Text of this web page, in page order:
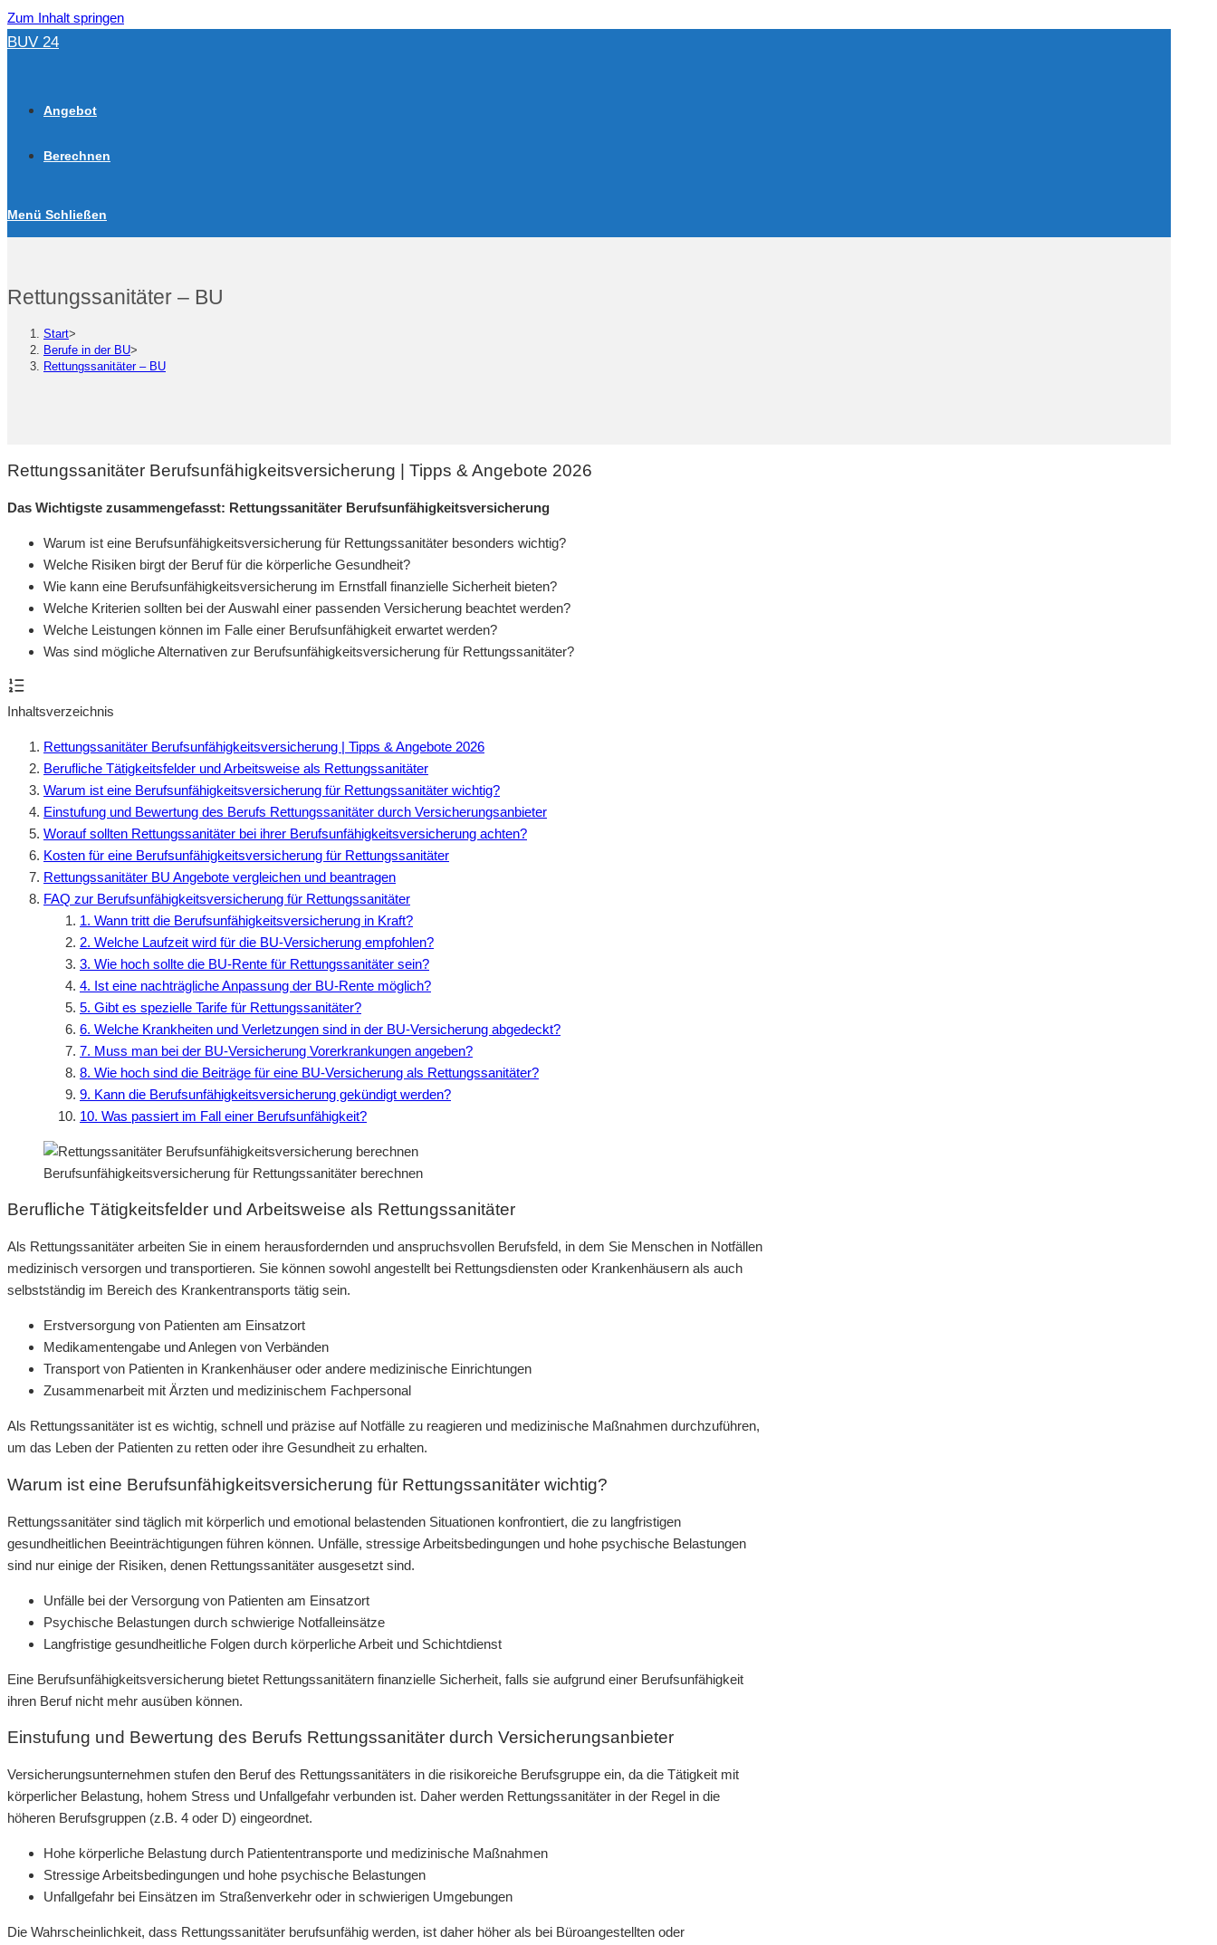
Zum Inhalt springen
BUV 24
Angebot
Berechnen
Menü Schließen
Rettungssanitäter – BU
Start>
Berufe in der BU>
Rettungssanitäter – BU
Rettungssanitäter Berufsunfähigkeitsversicherung | Tipps & Angebote 2026
Das Wichtigste zusammengefasst: Rettungssanitäter Berufsunfähigkeitsversicherung
Warum ist eine Berufsunfähigkeitsversicherung für Rettungssanitäter besonders wichtig?
Welche Risiken birgt der Beruf für die körperliche Gesundheit?
Wie kann eine Berufsunfähigkeitsversicherung im Ernstfall finanzielle Sicherheit bieten?
Welche Kriterien sollten bei der Auswahl einer passenden Versicherung beachtet werden?
Welche Leistungen können im Falle einer Berufsunfähigkeit erwartet werden?
Was sind mögliche Alternativen zur Berufsunfähigkeitsversicherung für Rettungssanitäter?
Inhaltsverzeichnis
Rettungssanitäter Berufsunfähigkeitsversicherung | Tipps & Angebote 2026
Berufliche Tätigkeitsfelder und Arbeitsweise als Rettungssanitäter
Warum ist eine Berufsunfähigkeitsversicherung für Rettungssanitäter wichtig?
Einstufung und Bewertung des Berufs Rettungssanitäter durch Versicherungsanbieter
Worauf sollten Rettungssanitäter bei ihrer Berufsunfähigkeitsversicherung achten?
Kosten für eine Berufsunfähigkeitsversicherung für Rettungssanitäter
Rettungssanitäter BU Angebote vergleichen und beantragen
FAQ zur Berufsunfähigkeitsversicherung für Rettungssanitäter
1. Wann tritt die Berufsunfähigkeitsversicherung in Kraft?
2. Welche Laufzeit wird für die BU-Versicherung empfohlen?
3. Wie hoch sollte die BU-Rente für Rettungssanitäter sein?
4. Ist eine nachträgliche Anpassung der BU-Rente möglich?
5. Gibt es spezielle Tarife für Rettungssanitäter?
6. Welche Krankheiten und Verletzungen sind in der BU-Versicherung abgedeckt?
7. Muss man bei der BU-Versicherung Vorerkrankungen angeben?
8. Wie hoch sind die Beiträge für eine BU-Versicherung als Rettungssanitäter?
9. Kann die Berufsunfähigkeitsversicherung gekündigt werden?
10. Was passiert im Fall einer Berufsunfähigkeit?
Berufsunfähigkeitsversicherung für Rettungssanitäter berechnen
Berufliche Tätigkeitsfelder und Arbeitsweise als Rettungssanitäter
Als Rettungssanitäter arbeiten Sie in einem herausfordernden und anspruchsvollen Berufsfeld, in dem Sie Menschen in Notfällen
medizinisch versorgen und transportieren. Sie können sowohl angestellt bei Rettungsdiensten oder Krankenhäusern als auch
selbstständig im Bereich des Krankentransports tätig sein.
Erstversorgung von Patienten am Einsatzort
Medikamentengabe und Anlegen von Verbänden
Transport von Patienten in Krankenhäuser oder andere medizinische Einrichtungen
Zusammenarbeit mit Ärzten und medizinischem Fachpersonal
Als Rettungssanitäter ist es wichtig, schnell und präzise auf Notfälle zu reagieren und medizinische Maßnahmen durchzuführen,
um das Leben der Patienten zu retten oder ihre Gesundheit zu erhalten.
Warum ist eine Berufsunfähigkeitsversicherung für Rettungssanitäter wichtig?
Rettungssanitäter sind täglich mit körperlich und emotional belastenden Situationen konfrontiert, die zu langfristigen
gesundheitlichen Beeinträchtigungen führen können. Unfälle, stressige Arbeitsbedingungen und hohe psychische Belastungen
sind nur einige der Risiken, denen Rettungssanitäter ausgesetzt sind.
Unfälle bei der Versorgung von Patienten am Einsatzort
Psychische Belastungen durch schwierige Notfalleinsätze
Langfristige gesundheitliche Folgen durch körperliche Arbeit und Schichtdienst
Eine Berufsunfähigkeitsversicherung bietet Rettungssanitätern finanzielle Sicherheit, falls sie aufgrund einer Berufsunfähigkeit
ihren Beruf nicht mehr ausüben können.
Einstufung und Bewertung des Berufs Rettungssanitäter durch Versicherungsanbieter
Versicherungsunternehmen stufen den Beruf des Rettungssanitäters in die risikoreiche Berufsgruppe ein, da die Tätigkeit mit
körperlicher Belastung, hohem Stress und Unfallgefahr verbunden ist. Daher werden Rettungssanitäter in der Regel in die
höheren Berufsgruppen (z.B. 4 oder D) eingeordnet.
Hohe körperliche Belastung durch Patiententransporte und medizinische Maßnahmen
Stressige Arbeitsbedingungen und hohe psychische Belastungen
Unfallgefahr bei Einsätzen im Straßenverkehr oder in schwierigen Umgebungen
Die Wahrscheinlichkeit, dass Rettungssanitäter berufsunfähig werden, ist daher höher als bei Büroangestellten oder